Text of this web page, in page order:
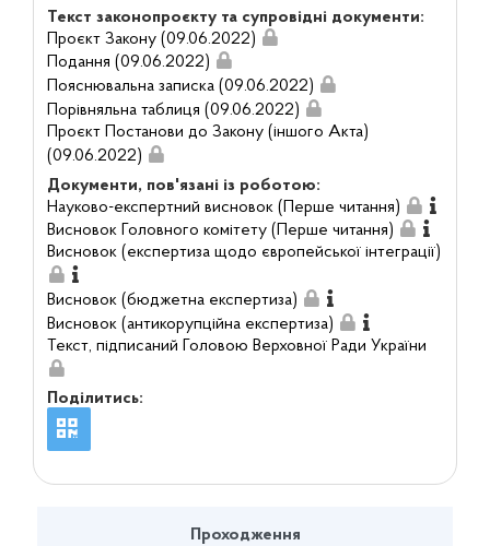
Текст законопроєкту та супровідні документи:
Проєкт Закону (09.06.2022)
Подання (09.06.2022)
Пояснювальна записка (09.06.2022)
Порівняльна таблиця (09.06.2022)
Проєкт Постанови до Закону (іншого Акта)
(09.06.2022)
Документи, пов'язані із роботою:
Науково-експертний висновок (Перше читання)
Висновок Головного комітету (Перше читання)
Висновок (експертиза щодо європейської інтеграції)
Висновок (бюджетна експертиза)
Висновок (антикорупційна експертиза)
Текст, підписаний Головою Верховної Ради України
Поділитись:
Проходження